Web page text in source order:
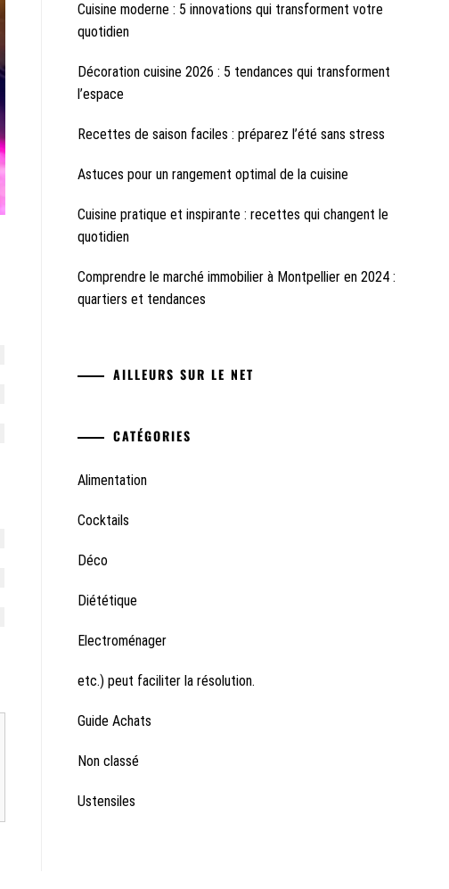
Cuisine moderne : 5 innovations qui transforment votre
quotidien
Décoration cuisine 2026 : 5 tendances qui transforment
l’espace
Recettes de saison faciles : préparez l’été sans stress
Astuces pour un rangement optimal de la cuisine
Cuisine pratique et inspirante : recettes qui changent le
quotidien
Comprendre le marché immobilier à Montpellier en 2024 :
quartiers et tendances
AILLEURS SUR LE NET
CATÉGORIES
Alimentation
Cocktails
Déco
Diététique
Electroménager
etc.) peut faciliter la résolution.
Guide Achats
Non classé
Ustensiles